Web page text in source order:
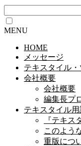
MENU
HOME
メッセージ
テキスタイル
会社概要
会社概要
編集長プ
テキスタイル
『テキス
このよう
重版につ